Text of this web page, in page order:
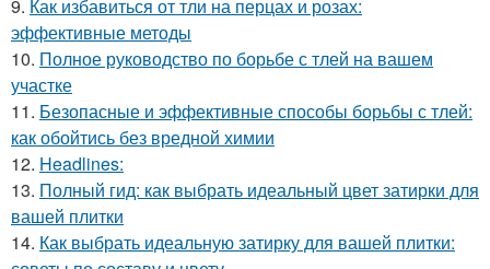
9. Как избавиться от тли на перцах и розах:
эффективные методы
10. Полное руководство по борьбе с тлей на вашем
участке
11. Безопасные и эффективные способы борьбы с тлей:
как обойтись без вредной химии
12. Headlines:
13. Полный гид: как выбрать идеальный цвет затирки для
вашей плитки
14. Как выбрать идеальную затирку для вашей плитки: